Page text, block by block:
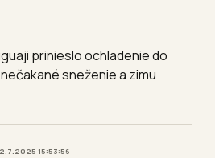
prinieslo ochladenie do
sneženie a zimu
2.7.2025 15:53:56